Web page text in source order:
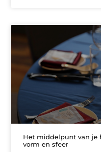
Het middelpunt van je
vorm en sfeer